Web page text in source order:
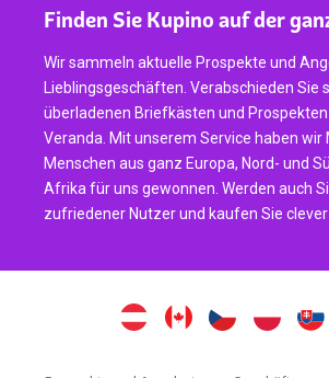
Finden Sie Kupino auf der
Wir sammeln aktuelle Prospekte und
Lieblingsgeschäften. Verabschieden Sie
überladenen Briefkästen und
Veranda. Mit unserem Service haben wir
Menschen aus ganz Europa, Nord- und
Afrika für uns gewonnen. Werden auch
zufriedener Nutzer und kaufen Sie clever